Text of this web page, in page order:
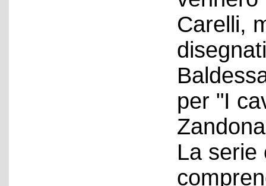
Carelli,
per "I
La serie